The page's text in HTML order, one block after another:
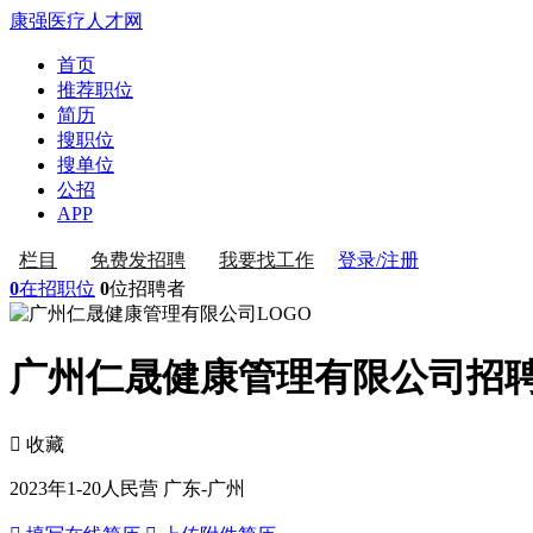
康强医疗人才网
首页
推荐职位
简历
搜职位
搜单位
公招
APP
栏目 免费发招聘 我要找工作
登录/注册
0在招职位 0位招聘者
广州仁晟健康管理有限公司招
 收藏
2023年1-20人 民营 广东-广州